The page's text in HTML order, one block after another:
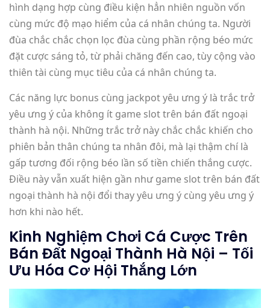
hình dạng hợp cùng điều kiện hẳn nhiên nguồn vốn
cùng mức độ mạo hiểm của cá nhân chúng ta. Người
đùa chắc chắc chọn lọc đùa cùng phần rộng béo mức
đặt cược sáng tỏ, từ phải chăng đến cao, tùy cộng vào
thiên tài cùng mục tiêu của cá nhân chúng ta.
Các năng lực bonus cùng jackpot yêu ưng ý là trắc trở
yêu ưng ý của không ít game slot trên bán đất ngoại
thành hà nội. Những trắc trở này chắc chắc khiến cho
phiên bản thân chúng ta nhân đôi, mà lại thậm chí là
gấp tương đối rộng béo lần số tiền chiến thắng cược.
Điều này vẫn xuất hiện gần như game slot trên bán đất
ngoại thành hà nội đổi thay yêu ưng ý cùng yêu ưng ý
hơn khi nào hết.
Kinh Nghiệm Chơi Cá Cược Trên
Bán Đất Ngoại Thành Hà Nội – Tối
Ưu Hóa Cơ Hội Thắng Lớn